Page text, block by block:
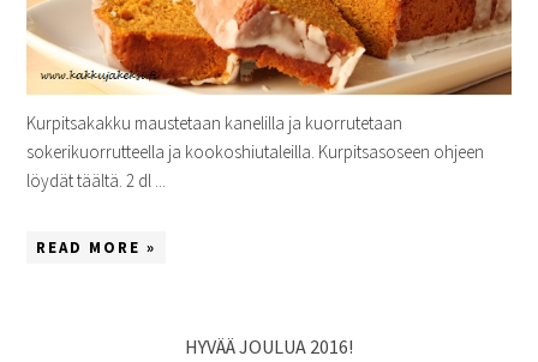
Kurpitsakakku maustetaan kanelilla ja kuorrutetaan
sokerikuorrutteella ja kookoshiutaleilla. Kurpitsasoseen ohjeen
löydät täältä. 2 dl ...
READ MORE »
HYVÄÄ JOULUA 2016!